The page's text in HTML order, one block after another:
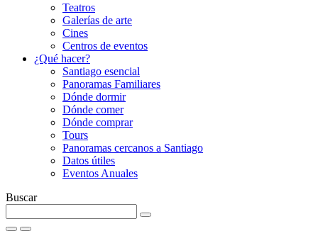
Teatros
Galerí­as de arte
Cines
Centros de eventos
¿Qué hacer?
Santiago esencial
Panoramas Familiares
Dónde dormir
Dónde comer
Dónde comprar
Tours
Panoramas cercanos a Santiago
Datos útiles
Eventos Anuales
Buscar